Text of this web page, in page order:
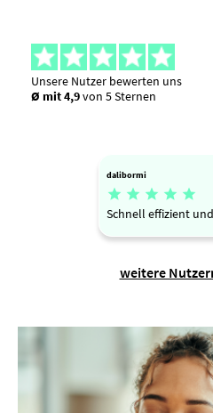
Unsere Nutzer bewerten uns
Ø mit 4,9von 5 Sternen
dalibormi
    
Schnell effizient
weitere